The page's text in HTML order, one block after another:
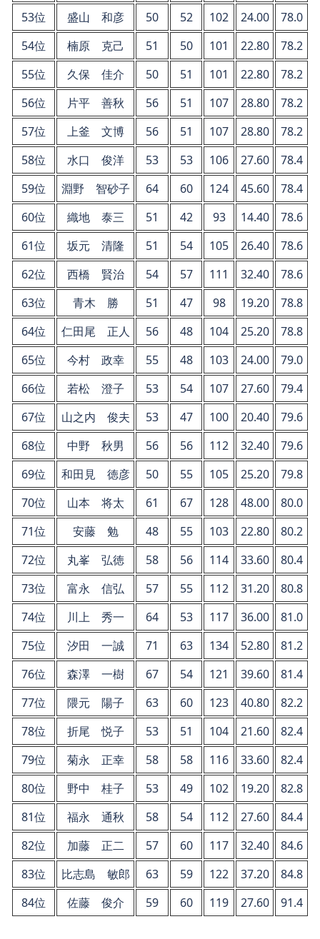
53位 盛山 和彦 50 52 102 24.00
78.0
54位
楠原 克己 51 50 101 22.80
78.2
55位
久保 佳介 50 51 101 22.80
78.2
56位
片平 善秋 56 51 107 28.80
78.2
57位
上釜 文博 56 51 107 28.80
78.2
58位
水口 俊洋 53 53 106 27.60
78.4
59位
淵野 智砂子 64 60 124 45.60
78.4
60位
織地 泰三 51 42 93 14.40
78.6
61位
坂元 清隆 51 54 105 26.40
78.6
62位
西橋 賢治 54 57 111 32.40
78.6
63位
青木 勝 51 47 98 19.20
78.8
64位
仁田尾 正人 56 48 104 25.20
78.8
65位
今村 政幸 55 48 103 24.00
79.0
66位
若松 澄子 53 54 107 27.60
79.4
67位
山之内 俊夫 53 47 100 20.40
79.6
68位
中野 秋男 56 56 112 32.40
79.6
69位
和田見 徳彦 50 55 105 25.20
79.8
70位
山本 将太 61 67 128 48.00
80.0
71位
安藤 勉 48 55 103 22.80
80.2
72位
丸峯 弘徳 58 56 114 33.60
80.4
73位
富永 信弘 57 55 112 31.20
80.8
74位
川上 秀一 64 53 117 36.00
81.0
75位
汐田 一誠 71 63 134 52.80
81.2
76位
森澤 一樹 67 54 121 39.60
81.4
77位
隈元 陽子 63 60 123 40.80
82.2
78位
折尾 悦子 53 51 104 21.60
82.4
79位
菊永 正幸 58 58 116 33.60
82.4
80位
野中 桂子 53 49 102 19.20
82.8
81位
福永 通秋 58 54 112 27.60
84.4
82位
加藤 正二 57 60 117 32.40
84.6
83位
比志島 敏郎 63 59 122 37.20
84.8
84位
佐藤 俊介 59 60 119 27.60 91.4